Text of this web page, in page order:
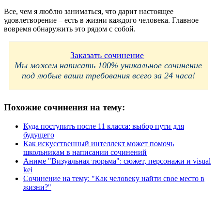
Все, чем я люблю заниматься, что дарит настоящее
удовлетворение – есть в жизни каждого человека. Главное
вовремя обнаружить это рядом с собой.
Заказать сочинение
Мы можем написать 100% уникальное сочинение
под любые ваши требования всего за 24 часа!
Похожие сочинения на тему:
Куда поступить после 11 класса: выбор пути для
будущего
Как искусственный интеллект может помочь
школьникам в написании сочинений
Аниме "Визуальная тюрьма": сюжет, персонажи и visual
kei
Сочинение на тему: "Как человеку найти свое место в
жизни?"